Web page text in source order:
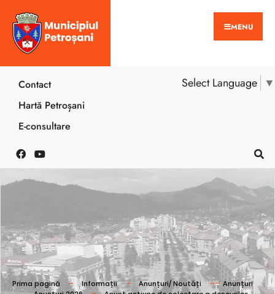
MENU
Select Language ▼
Contact
Hartă Petroșani
E-consultare
Prima pagină Informații Anunțuri/ Noutăți
Anunțuri